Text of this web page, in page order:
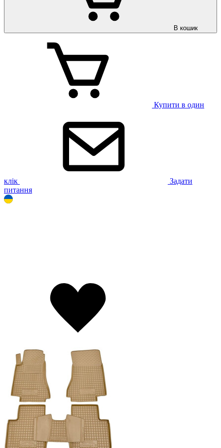
В кошик
Купити в один
клік
Задати
питання